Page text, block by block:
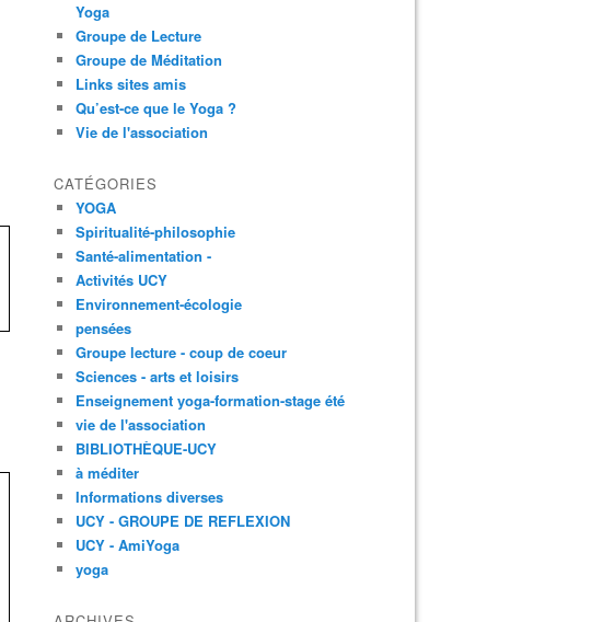
Yoga
Groupe de Lecture
Groupe de Méditation
Links sites amis
Qu’est-ce que le Yoga ?
Vie de l'association
CATÉGORIES
YOGA
Spiritualité-philosophie
Santé-alimentation -
Activités UCY
Environnement-écologie
pensées
Groupe lecture - coup de coeur
Sciences - arts et loisirs
Enseignement yoga-formation-stage été
vie de l'association
BIBLIOTHÈQUE-UCY
à méditer
Informations diverses
UCY - GROUPE DE REFLEXION
UCY - AmiYoga
yoga